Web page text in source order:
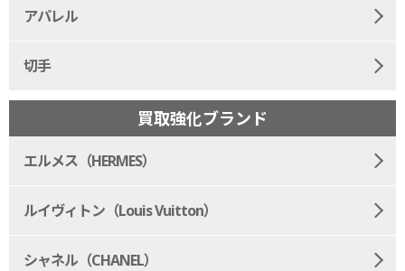
アパレル
切手
買取強化ブランド
エルメス（HERMES）
ルイヴィトン（Louis Vuitton）
シャネル（CHANEL）